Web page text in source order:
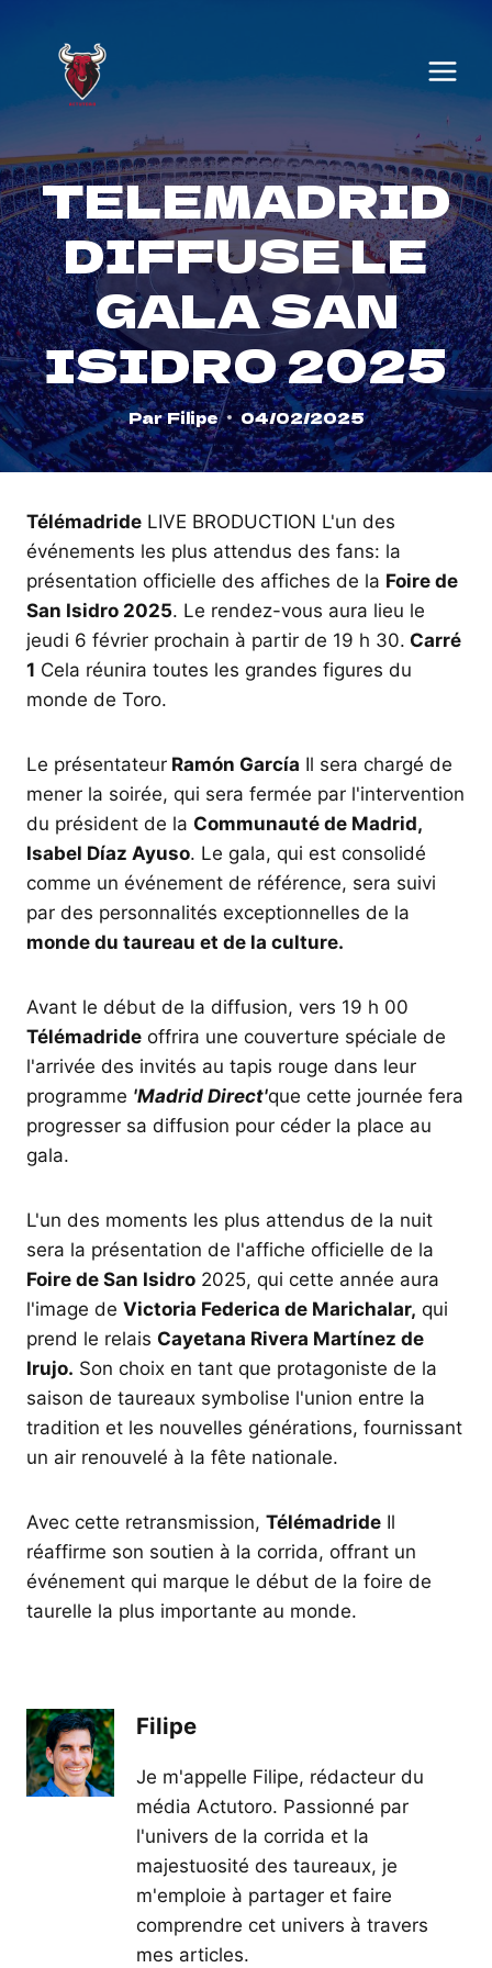
content
TELEMADRID
DIFFUSE LE
GALA SAN
ISIDRO 2025
ParFilipe 04/02/2025
Télémadride LIVE BRODUCTION L'un des
événements les plus attendus des fans: la
présentation officielle des affiches de la Foire de
San Isidro 2025. Le rendez-vous aura lieu le
jeudi 6 février prochain à partir de 19 h 30. Carré
1 Cela réunira toutes les grandes figures du
monde de Toro.
Le présentateur Ramón García Il sera chargé de
mener la soirée, qui sera fermée par l'intervention
du président de la Communauté de Madrid,
Isabel Díaz Ayuso. Le gala, qui est consolidé
comme un événement de référence, sera suivi
par des personnalités exceptionnelles de la
monde du taureau et de la culture.
Avant le début de la diffusion, vers 19 h 00
Télémadride offrira une couverture spéciale de
l'arrivée des invités au tapis rouge dans leur
programme 'Madrid Direct'que cette journée fera
progresser sa diffusion pour céder la place au
gala.
L'un des moments les plus attendus de la nuit
sera la présentation de l'affiche officielle de la
Foire de San Isidro 2025, qui cette année aura
l'image de Victoria Federica de Marichalar, qui
prend le relais Cayetana Rivera Martínez de
Irujo. Son choix en tant que protagoniste de la
saison de taureaux symbolise l'union entre la
tradition et les nouvelles générations, fournissant
un air renouvelé à la fête nationale.
Avec cette retransmission, Télémadride Il
réaffirme son soutien à la corrida, offrant un
événement qui marque le début de la foire de
taurelle la plus importante au monde.
Filipe
Je m'appelle Filipe, rédacteur du
média Actutoro. Passionné par
l'univers de la corrida et la
majestuosité des taureaux, je
m'emploie à partager et faire
comprendre cet univers à travers
mes articles.